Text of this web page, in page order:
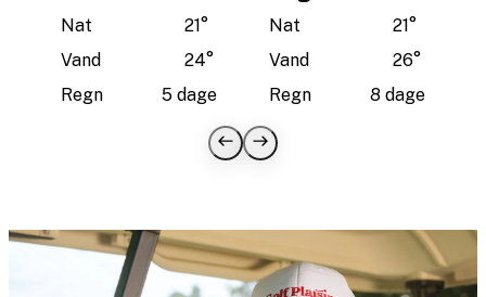
Nat 21°
Vand
24°
Regn
5 dage
Nat 21°
Vand
26°
Regn
8 dage